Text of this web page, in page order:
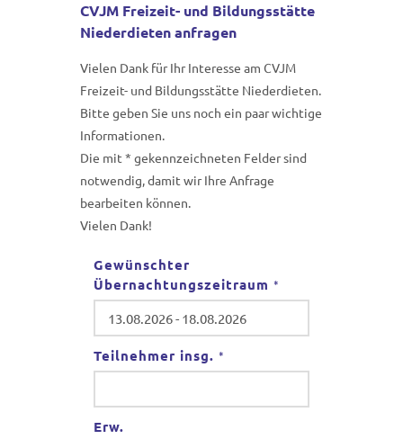
CVJM Freizeit- und Bildungsstätte
Niederdieten anfragen
Vielen Dank für Ihr Interesse am CVJM
Freizeit- und Bildungsstätte Niederdieten.
Bitte geben Sie uns noch ein paar wichtige
Informationen.
Die mit * gekennzeichneten Felder sind
notwendig, damit wir Ihre Anfrage
bearbeiten können.
Vielen Dank!
Gewünschter
Übernachtungszeitraum *
Teilnehmer insg. *
Erw.